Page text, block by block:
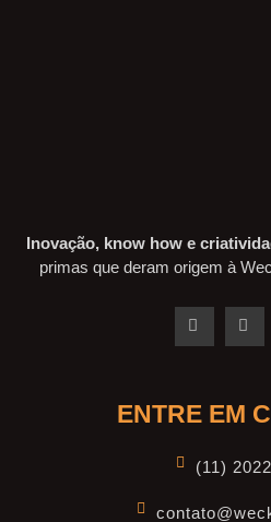
Inovação, know how e
primas que deram origem à
ENTRE EM
(11)